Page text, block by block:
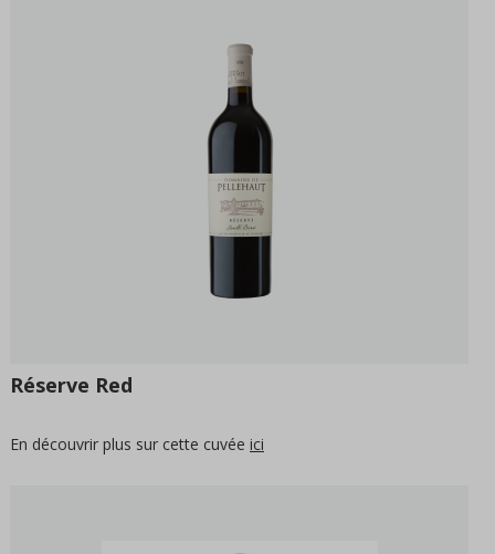
Réserve Red
En découvrir plus sur cette cuvée ici